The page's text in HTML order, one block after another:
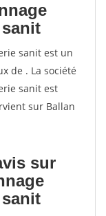
sanit est un
de . La société
sanit est
sur Ballan
sur